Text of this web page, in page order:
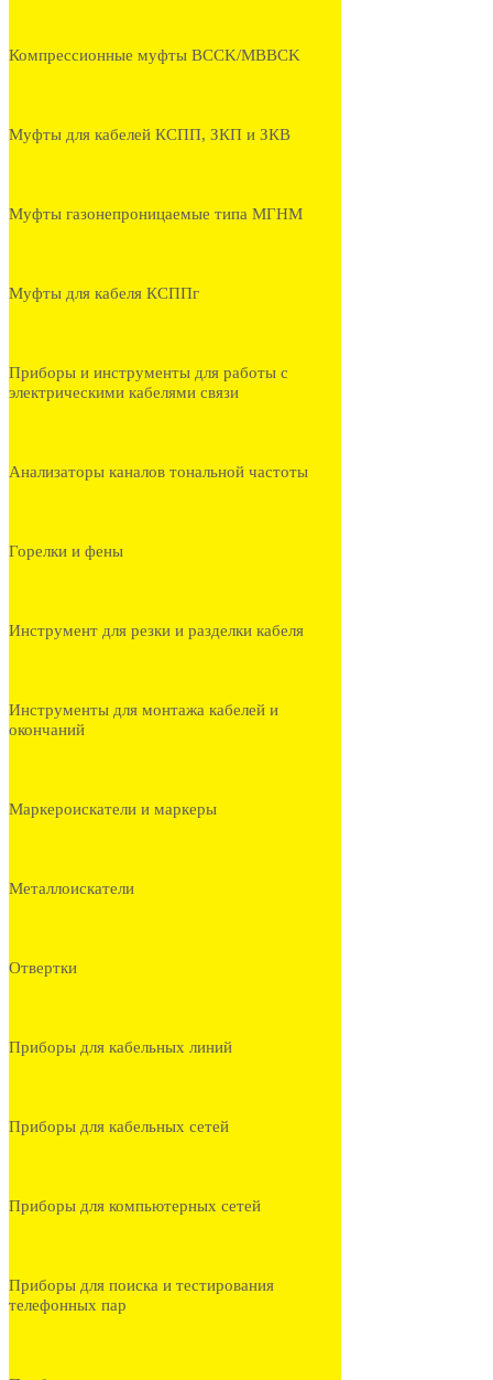
Компрессионные муфты BCCK/MBBCK
Муфты для кабелей КСПП, ЗКП и ЗКВ
Муфты газонепроницаемые типа МГНМ
Муфты для кабеля КСППг
Приборы и инструменты для работы с
электрическими кабелями связи
Анализаторы каналов тональной частоты
Горелки и фены
Инструмент для резки и разделки кабеля
Инструменты для монтажа кабелей и
окончаний
Маркероискатели и маркеры
Металлоискатели
Отвертки
Приборы для кабельных линий
Приборы для кабельных сетей
Приборы для компьютерных сетей
Приборы для поиска и тестирования
телефонных пар